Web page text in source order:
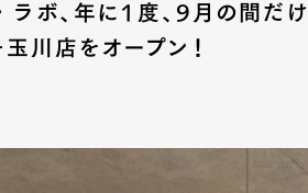
Pen Meet Pen
ラボ、年に1度、9月の間だ
川店をオープン！